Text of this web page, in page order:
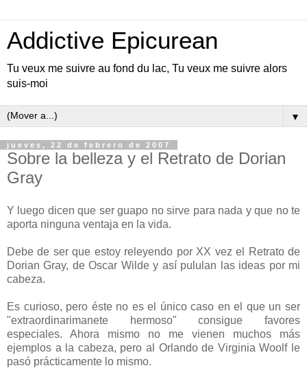
Addictive Epicurean
Tu veux me suivre au fond du lac, Tu veux me suivre alors
suis-moi
▼
jueves, 22 de febrero de 2007
Sobre la belleza y el Retrato de Dorian
Gray
Y luego dicen que ser guapo no sirve para nada y que no te
aporta ninguna ventaja en la vida.
Debe de ser que estoy releyendo por XX vez el Retrato de
Dorian Gray, de Oscar Wilde y así pululan las ideas por mi
cabeza.
Es curioso, pero éste no es el único caso en el que un ser
"extraordinarimanete hermoso" consigue favores
especiales. Ahora mismo no me vienen muchos más
ejemplos a la cabeza, pero al Orlando de Virginia Woolf le
pasó prácticamente lo mismo.